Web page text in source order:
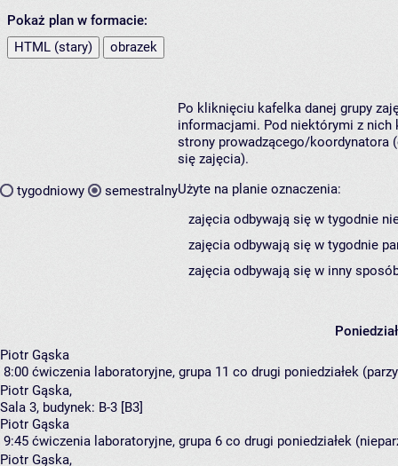
Pokaż plan w formacie:
HTML (stary)
obrazek
tygodniowy semestralny
Po kliknięciu kafelka danej grupy
informacjami. Pod niektórymi z nich
strony prowadzącego/koordynatora
się zajęcia).
Użyte na planie oznaczenia:
zajęcia odbywają się w tygodnie
zajęcia odbywają się w tygodnie
zajęcia odbywają się w inny
Piotr Gąska
8:00 ćwiczenia laboratoryjne, grupa 11 co drugi poniedziałek
Piotr Gąska,
Sala 3, budynek: B-3 [B3]
Piotr Gąska
9:45 ćwiczenia laboratoryjne, grupa 6 co drugi poniedziałek
Piotr Gąska,